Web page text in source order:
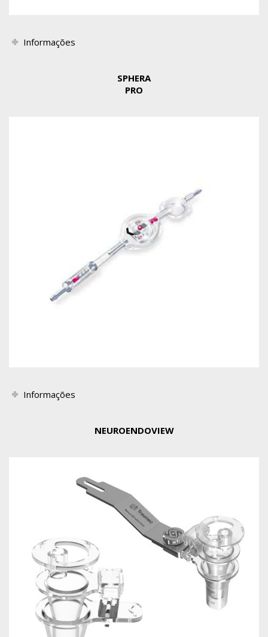
Informações
SPHERA
PRO
Informações
NEUROENDOVIEW